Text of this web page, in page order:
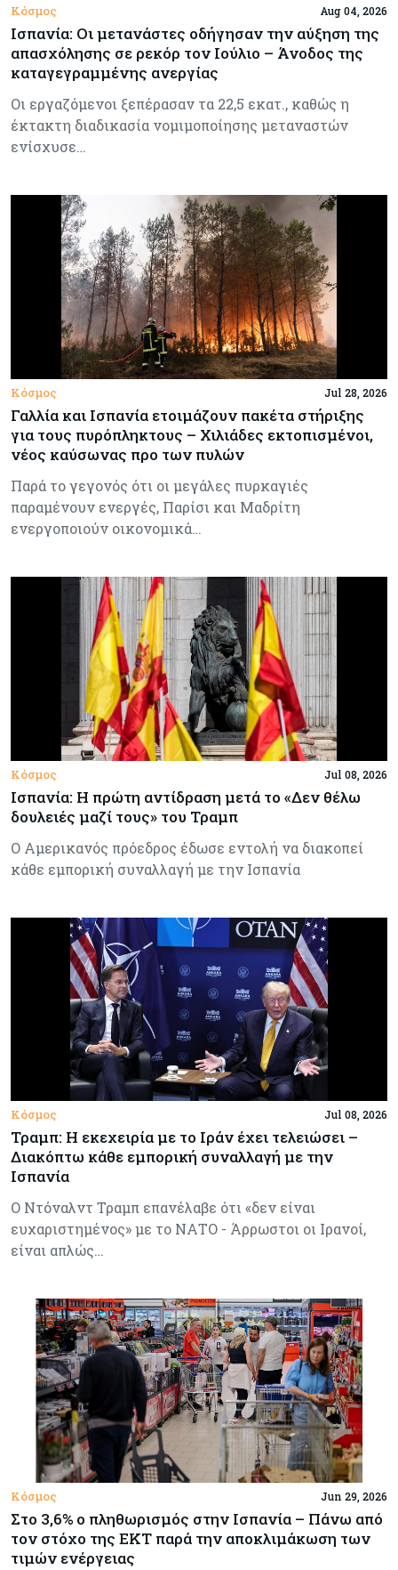
Κόσμος Aug 04, 2026
Ισπανία: Οι μετανάστες οδήγησαν την αύξηση της
απασχόλησης σε ρεκόρ τον Ιούλιο – Άνοδος της
καταγεγραμμένης ανεργίας
Οι εργαζόμενοι ξεπέρασαν τα 22,5 εκατ., καθώς η
έκτακτη διαδικασία νομιμοποίησης μεταναστών
ενίσχυσε…
Κόσμος Jul 28, 2026
Γαλλία και Ισπανία ετοιμάζουν πακέτα στήριξης
για τους πυρόπληκτους – Χιλιάδες εκτοπισμένοι,
νέος καύσωνας προ των πυλών
Παρά το γεγονός ότι οι μεγάλες πυρκαγιές
παραμένουν ενεργές, Παρίσι και Μαδρίτη
ενεργοποιούν οικονομικά…
Κόσμος Jul 08, 2026
Ισπανία: Η πρώτη αντίδραση μετά το «Δεν θέλω
δουλειές μαζί τους» του Τραμπ
Ο Αμερικανός πρόεδρος έδωσε εντολή να διακοπεί
κάθε εμπορική συναλλαγή με την Ισπανία
Κόσμος Jul 08, 2026
Τραμπ: Η εκεχειρία με το Ιράν έχει τελειώσει –
Διακόπτω κάθε εμπορική συναλλαγή με την
Ισπανία
Ο Ντόναλντ Τραμπ επανέλαβε ότι «δεν είναι
ευχαριστημένος» με το ΝΑΤΟ - Άρρωστοι οι Ιρανοί,
είναι απλώς…
Κόσμος Jun 29, 2026
Στο 3,6% o πληθωρισμός στην Ισπανία – Πάνω από
τον στόχο της ΕΚΤ παρά την αποκλιμάκωση των
τιμών ενέργειας